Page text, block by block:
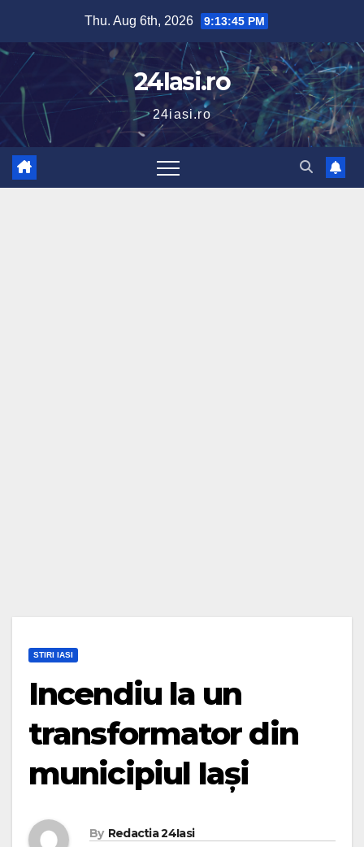
content
Thu. Aug 6th, 2026 9:13:46 PM
24Iasi.ro
24iasi.ro
STIRI IASI
Incendiu la un
transformator din
municipiul Iași
By Redactia 24Iasi